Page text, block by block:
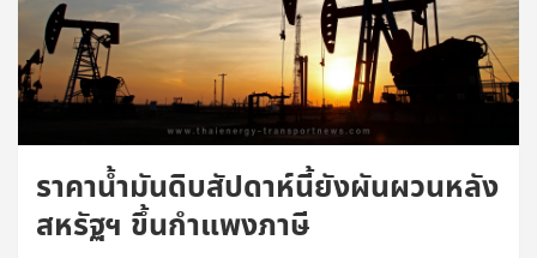
ราคาน้ำมันดิบสัปดาห์นี้ยังผันผวนหลัง
สหรัฐฯ ขึ้นกำแพงภาษี